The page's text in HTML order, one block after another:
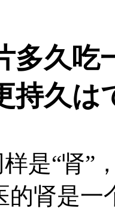
多久吃
持久は
样是“肾”
的肾是